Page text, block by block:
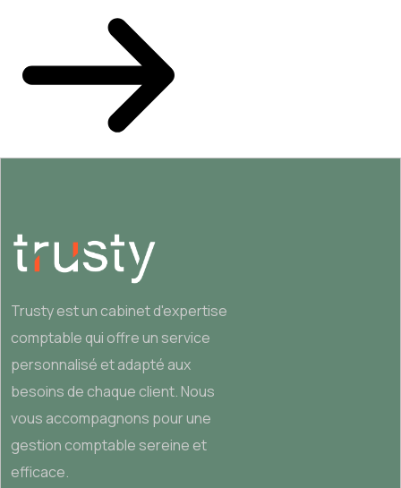
Trusty est un cabinet d'expertise
comptable qui offre un service
personnalisé et adapté aux
besoins de chaque client. Nous
vous accompagnons pour une
gestion comptable sereine et
efficace.